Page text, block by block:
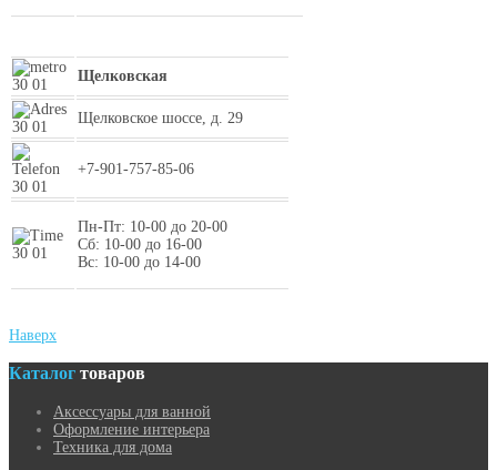
Щелковская
Щелковское шоссе, д. 29
+7-901-757-85-06
Пн-Пт: 10-00 до 20-00
Сб: 10-00 до 16-00
Вс: 10-00 до 14-00
Наверх
Каталог товаров
Аксессуары для ванной
Оформление интерьера
Техника для дома